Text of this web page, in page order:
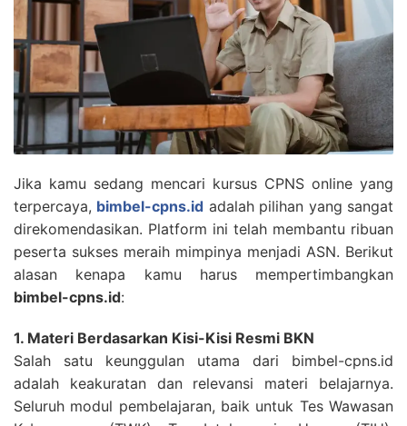
Jika kamu sedang mencari kursus CPNS online yang
terpercaya, bimbel-cpns.id adalah pilihan yang sangat
direkomendasikan. Platform ini telah membantu ribuan
peserta sukses meraih mimpinya menjadi ASN. Berikut
alasan kenapa kamu harus mempertimbangkan
bimbel-cpns.id:
1. Materi Berdasarkan Kisi-Kisi Resmi BKN
Salah satu keunggulan utama dari bimbel-cpns.id
adalah keakuratan dan relevansi materi belajarnya.
Seluruh modul pembelajaran, baik untuk Tes Wawasan